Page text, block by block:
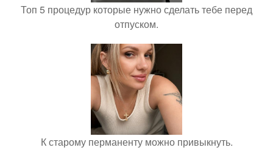
Топ 5 процедур которые нужно сделать тебе перед
отпуском.
К старому перманенту можно привыкнуть.